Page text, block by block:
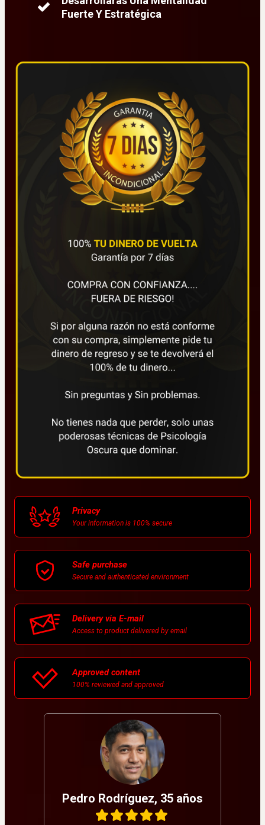
Fuerte Y Estratégica
Privacy
Your information is 100% secure
Safe purchase
Secure and authenticated environment
Delivery via E-mail
Access to product delivered by email
Approved content
100% reviewed and approved
Pedro Rodríguez, 35 años